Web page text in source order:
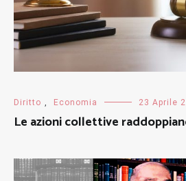
Diritto , Economia 23 Aprile
Le azioni collettive